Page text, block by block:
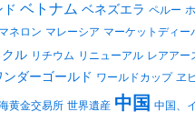
ベトナム ベネズエラ ペルー
マネロン マレーシア マーケットディー
クル リチウム リニューアル レアアー
ンダーゴールド ワールドカップ ヱ
黄金交易所 世界遺産 中国 中国、